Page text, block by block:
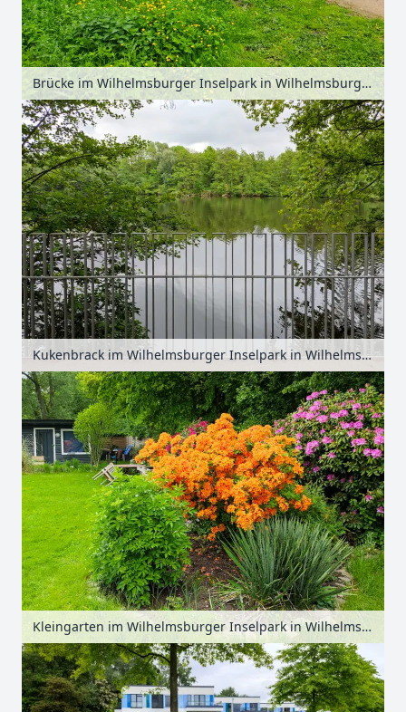
Brücke im Wilhelmsburger Inselpark in Wilhelmsburg, Hamburg, Deutschland
Kukenbrack im Wilhelmsburger Inselpark in Wilhelmsburg, Hamburg, Deutschland
Kleingarten im Wilhelmsburger Inselpark in Wilhelmsburg, Hamburg, Deutschland